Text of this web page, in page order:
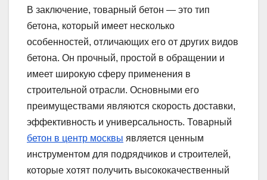
В заключение, товарный бетон — это тип
бетона, который имеет несколько
особенностей, отличающих его от других видов
бетона. Он прочный, простой в обращении и
имеет широкую сферу применения в
строительной отрасли. Основными его
преимуществами являются скорость доставки,
эффективность и универсальность. Товарный
бетон в центр москвы является ценным
инструментом для подрядчиков и строителей,
которые хотят получить высококачественный